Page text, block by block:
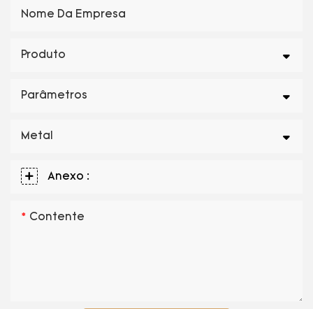
Nome Da Empresa
Produto
Parâmetros
Metal
Anexo :
Contente